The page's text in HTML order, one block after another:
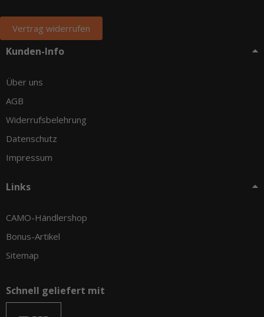
Vertrag widerrufen
Kunden-Info
Über uns
AGB
Widerrufsbelehrung
Datenschutz
Impressum
Links
CAMO-Händlershop
Bonus-Artikel
Sitemap
Schnell geliefert mit